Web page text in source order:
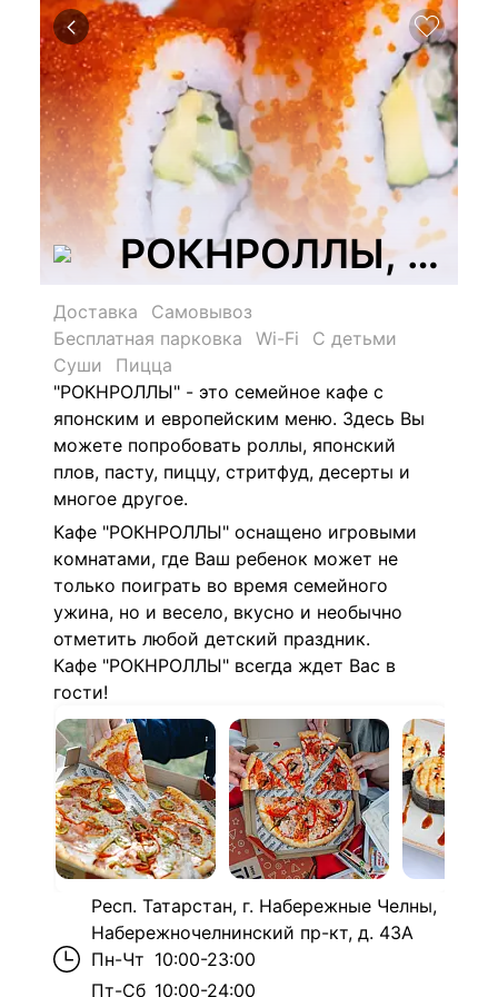
РОКНРОЛЛЫ,
Доставка
Самовывоз
Бесплатная парковка
Wi-Fi
С детьми
Суши
Пицца
"РОКНРОЛЛЫ" - это семейное кафе с
японским и европейским меню. Здесь Вы
можете попробовать роллы, японский
плов, пасту, пиццу, стритфуд, десерты и
многое другое.
Кафе "РОКНРОЛЛЫ" оснащено игровыми
комнатами, где Ваш ребенок может не
только поиграть во время семейного
ужина, но и весело, вкусно и необычно
отметить любой детский праздник.
Кафе "РОКНРОЛЛЫ" всегда ждет Вас в
гости!
Респ. Татарстан, г. Набережные Челны,
Набережночелнинский пр-кт, д. 43А
Пн-Чт 10:00-23:00
Пт-Сб 10:00-24:00